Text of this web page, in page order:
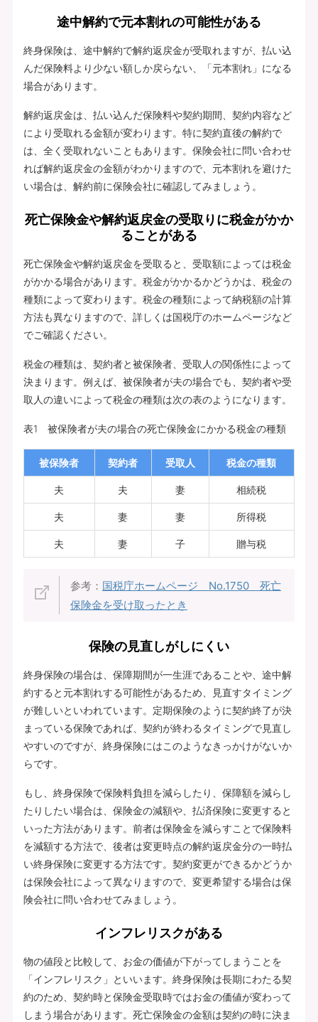
途中解約で元本割れの可能性がある
終身保険は、途中解約で解約返戻金が受取れますが、払い込
んだ保険料より少ない額しか戻らない、「元本割れ」になる
場合があります。
解約返戻金は、払い込んだ保険料や契約期間、契約内容など
により受取れる金額が変わります。特に契約直後の解約で
は、全く受取れないこともあります。保険会社に問い合わせ
れば解約返戻金の金額がわかりますので、元本割れを避けた
い場合は、解約前に保険会社に確認してみましょう。
死亡保険金や解約返戻金の受取りに税金がかか
ることがある
死亡保険金や解約返戻金を受取ると、受取額によっては税金
がかかる場合があります。税金がかかるかどうかは、税金の
種類によって変わります。税金の種類によって納税額の計算
方法も異なりますので、詳しくは国税庁のホームページなど
でご確認ください。
税金の種類は、契約者と被保険者、受取人の関係性によって
決まります。例えば、被保険者が夫の場合でも、契約者や受
取人の違いによって税金の種類は次の表のようになります。
表1 被保険者が夫の場合の死亡保険金にかかる税金の種類
被保険者 契約者 受取人 税金の種類
夫 夫 妻 相続税
夫 妻 妻 所得税
夫 妻 子 贈与税
参考： 国税庁ホームページ No.1750 死亡
保険金を受け取ったとき
保険の見直しがしにくい
終身保険の場合は、保障期間が一生涯であることや、途中解
約すると元本割れする可能性があるため、見直すタイミング
が難しいといわれています。定期保険のように契約終了が決
まっている保険であれば、契約が終わるタイミングで見直し
やすいのですが、終身保険にはこのようなきっかけがないか
らです。
もし、終身保険で保険料負担を減らしたり、保障額を減らし
たりしたい場合は、保険金の減額や、払済保険に変更すると
いった方法があります。前者は保険金を減らすことで保険料
を減額する方法で、後者は変更時点の解約返戻金分の一時払
い終身保険に変更する方法です。契約変更ができるかどうか
は保険会社によって異なりますので、変更希望する場合は保
険会社に問い合わせてみましょう。
インフレリスクがある
物の値段と比較して、お金の価値が下がってしまうことを
「インフレリスク」といいます。終身保険は長期にわたる契
約のため、契約時と保険金受取時ではお金の価値が変わって
しまう場合があります。死亡保険金の金額は契約の時に決ま